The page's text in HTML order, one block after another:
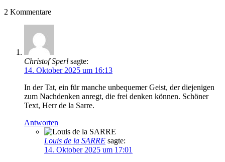
2 Kommentare
Christof Sperl sagte:
14. Oktober 2025 um 16:13
In der Tat, ein für manche unbequemer Geist, der diejenigen
zum Nachdenken anregt, die frei denken können. Schöner
Text, Herr de la Sarre.
Antworten
Louis de la SARRE sagte:
14. Oktober 2025 um 17:01